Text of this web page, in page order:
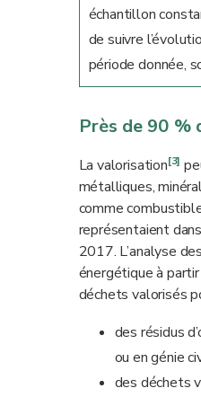
échantillon
de suivre
période donnée,
Près de 90 %
La valorisation[3]
métalliques,
comme
représentaient
2017. L’analyse
énergétique à
déchets valorisés
des résidus
ou en génie
des déchets